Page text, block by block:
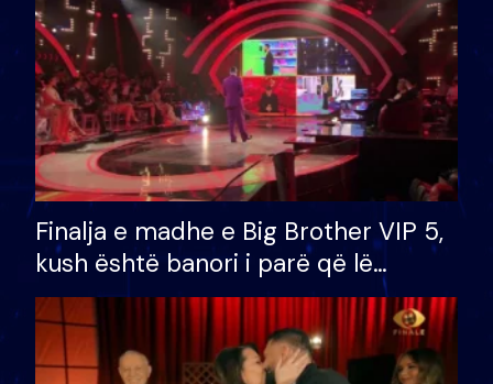
Finalja e madhe e Big Brother VIP 5,
kush është banori i parë që lë
shtëpinë dhe humb mundësinë për
të fituar çmimin e madh